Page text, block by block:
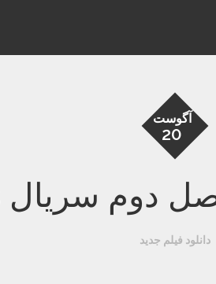
آگوست
20
دانلود فیلم جدید